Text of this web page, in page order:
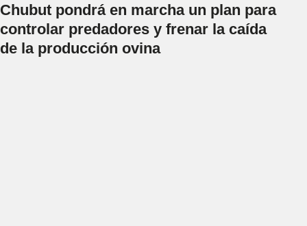
Chubut pondrá en marcha un plan para
controlar predadores y frenar la caída
de la producción ovina